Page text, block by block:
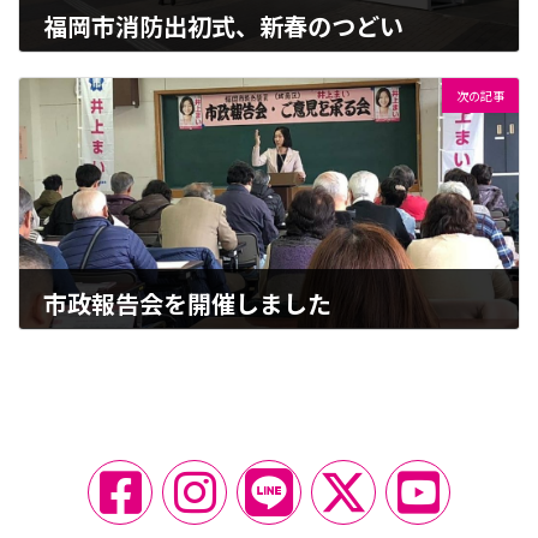
福岡市消防出初式、新春のつどい
2020-01-12
次の記事
市政報告会を開催しました
ア
イ
コ
ン
ア
イ
コ
ン
ア
イ
コ
ン
ア
イ
コ
ン
ア
イ
コ
ン